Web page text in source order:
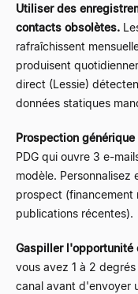
Utiliser des
contacts obsolètes.
rafraîchissent
produisent
direct (Lessie)
données statiques
Prospection
PDG qui ouvre 3 e-
modèle. Personnalisez
prospect (financement
publications récentes).
Gaspiller l'opportunité
vous avez 1 à 2
canal avant d'envoyer